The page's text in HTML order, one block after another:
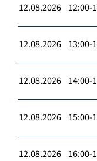
12.08.2026 12:00-
12.08.2026 13:00-
12.08.2026 14:00-
12.08.2026 15:00-
12.08.2026 16:00-